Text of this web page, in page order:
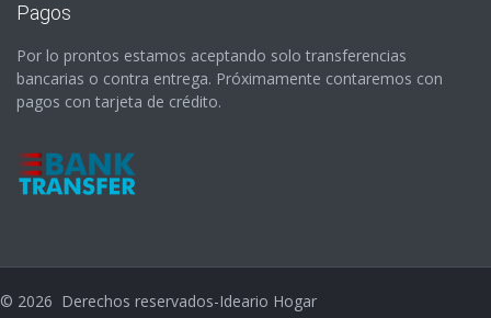
Pagos
Por lo prontos estamos aceptando solo transferencias
bancarias o contra entrega. Próximamente contaremos con
pagos con tarjeta de crédito.
© 2026 Derechos reservados-Ideario Hogar